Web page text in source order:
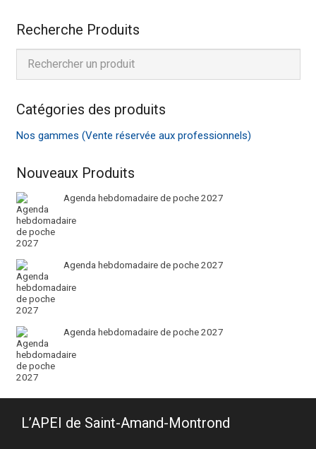
Recherche Produits
Catégories des produits
Nos gammes (Vente réservée aux professionnels)
Nouveaux Produits
Agenda hebdomadaire de poche 2027
Agenda hebdomadaire de poche 2027
Agenda hebdomadaire de poche 2027
L’APEI de Saint-Amand-Montrond